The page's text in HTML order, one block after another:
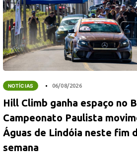
NOTÍCIAS 06/08/2026
Hill Climb ganha espaço no
Campeonato Paulista
Águas de Lindóia neste fim
semana